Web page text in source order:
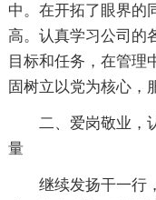
中。在开拓了眼界的
高。认真学习公司的
目标和任务，在管理
固树立以党为核心，
二、爱岗敬业，
量
继续发扬干一行